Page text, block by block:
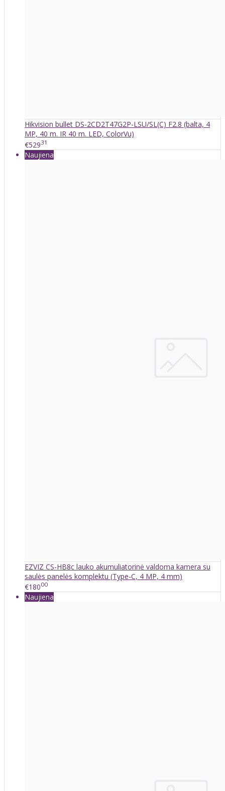
Hikvision bullet DS-2CD2T47G2P-LSU/SL(C) F2.8 (balta, 4
MP, 40 m. IR 40 m. LED, ColorVu)
€52931
Naujiena
EZVIZ CS-HB8c lauko akumuliatorinė valdoma kamera su
saulės panelės komplektu (Type-C, 4 MP, 4 mm)
€18000
Naujiena